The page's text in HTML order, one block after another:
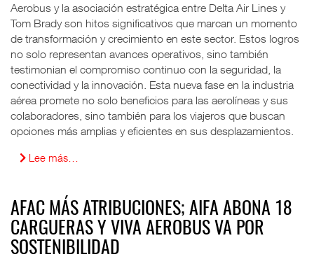
Aerobus y la asociación estratégica entre Delta Air Lines y
Tom Brady son hitos significativos que marcan un momento
de transformación y crecimiento en este sector. Estos logros
no solo representan avances operativos, sino también
testimonian el compromiso continuo con la seguridad, la
conectividad y la innovación. Esta nueva fase en la industria
aérea promete no solo beneficios para las aerolíneas y sus
colaboradores, sino también para los viajeros que buscan
opciones más amplias y eficientes en sus desplazamientos.
Lee más…
AFAC MÁS ATRIBUCIONES; AIFA ABONA 18
CARGUERAS Y VIVA AEROBUS VA POR
SOSTENIBILIDAD